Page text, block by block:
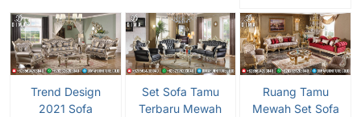
Trend Design
2021 Sofa
Set Sofa Tamu
Terbaru Mewah
Ruang Tamu
Mewah Set Sofa